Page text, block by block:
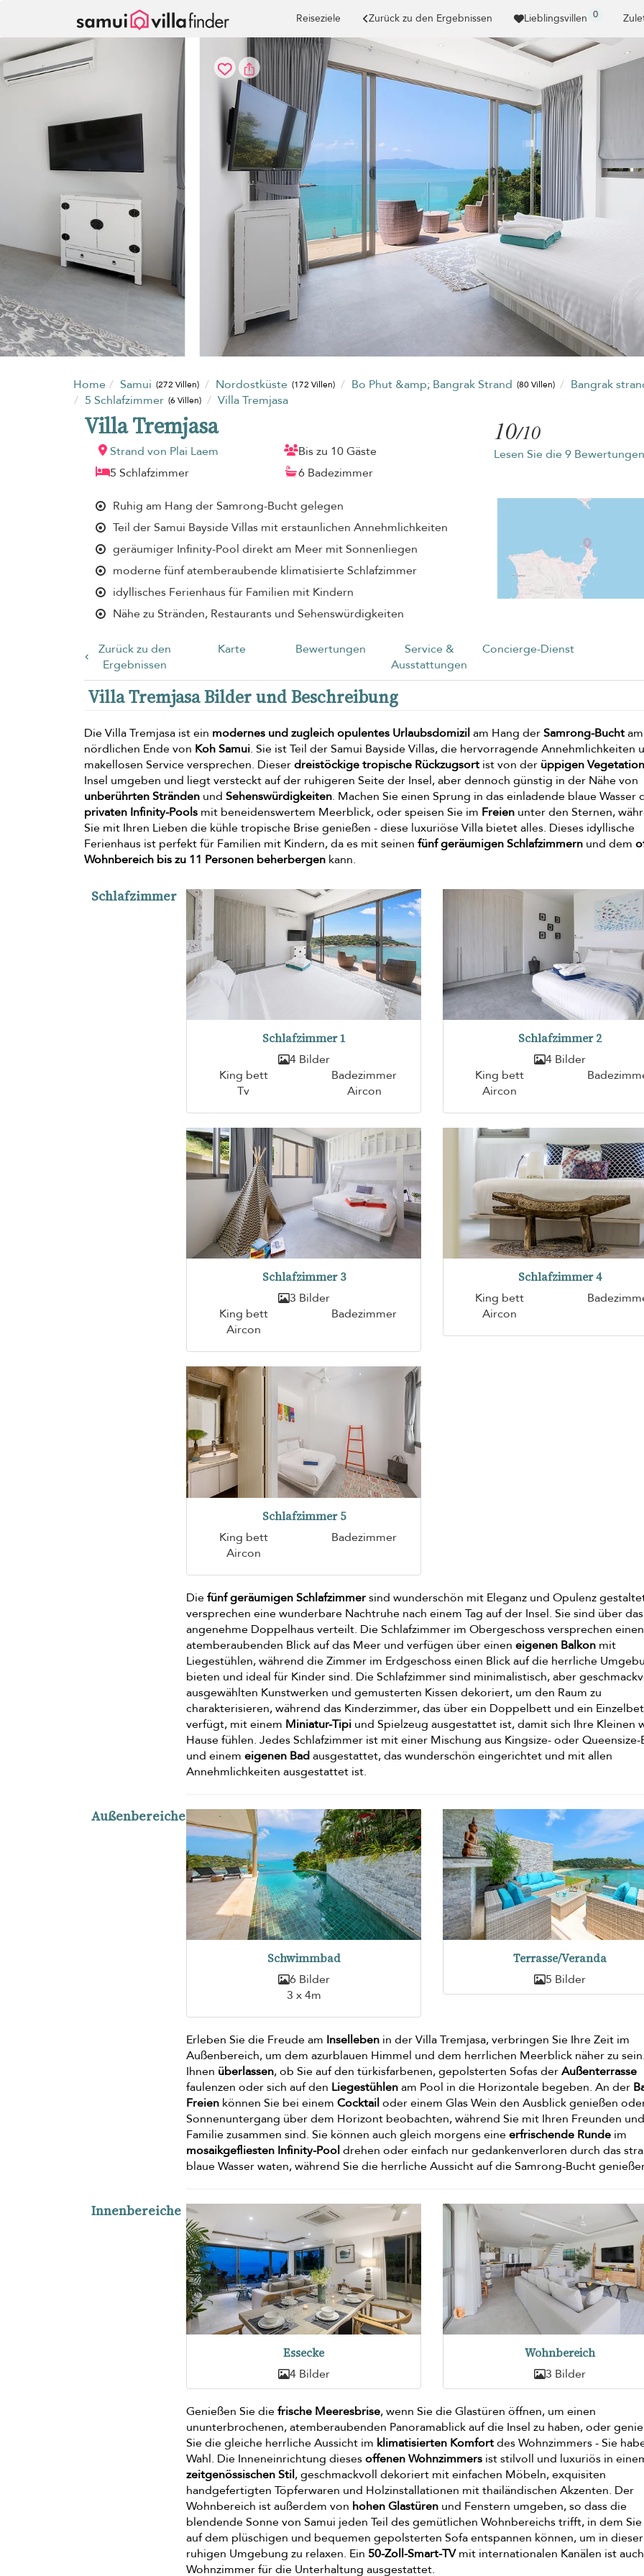
Reiseziele Zurück zu den Ergebnissen Lieblingsvillen 0
Home Samui (272 Villen) Nordostküste (172 Villen) Bo Phut &amp; Bangrak Strand (80 Villen)
Bangrak
5 Schlafzimmer (6 Villen) Villa Tremjasa
Villa Tremjasa
Strand von Plai Laem
Bis zu 10 Gäste
5 Schlafzimmer
6 Badezimmer
10/10
Lesen Sie die 9 Bewertungen
Ruhig am Hang der Samrong-Bucht gelegen
Teil der Samui Bayside Villas mit erstaunlichen Annehmlichkeiten
geräumiger Infinity-Pool direkt am Meer mit Sonnenliegen
moderne fünf atemberaubende klimatisierte Schlafzimmer
idyllisches Ferienhaus für Familien mit Kindern
Nähe zu Stränden, Restaurants und Sehenswürdigkeiten
Zurück zu den
Ergebnissen
Karte Bewertungen
Service &
Ausstattungen
Concierge-Dienst
Villa Tremjasa Bilder und Beschreibung
Die Villa Tremjasa ist ein modernes und zugleich opulentes Urlaubsdomizilam Hang derSamrong-Buchtam
nördlichen Ende von Koh Samui. Sie ist Teil der Samui Bayside Villas, die hervorragende Annehmlichkeiten
makellosen Service versprechen. Dieserdreistöckige tropische Rückzugsort ist von der üppigen Vegetation
Insel umgeben und liegt versteckt auf der ruhigeren Seite der Insel, aber dennoch günstig in der Nähe von
unberührten Stränden und Sehenswürdigkeiten. Machen Sie einen Sprung in das einladende blaue Wasser
privaten Infinity-Pools mit beneidenswertem Meerblick, oder speisen Sie im Freien unter den Sternen,
Sie mit Ihren Lieben die kühle tropische Brise genießen - diese luxuriöse Villa bietet alles. Dieses idyllische
Ferienhaus ist perfekt für Familien mit Kindern, da es mit seinen fünf geräumigen Schlafzimmern und dem
Wohnbereich bis zu 11 Personen beherbergen kann.
Schlafzimmer
Schlafzimmer 1
4 Bilder
King bett
Badezimmer
Tv
Aircon
Schlafzimmer 2
4 Bilder
King bett
Aircon
Schlafzimmer 3
3 Bilder
King bett
Badezimmer
Aircon
Schlafzimmer 4
King bett
Aircon
Schlafzimmer 5
King bett
Badezimmer
Aircon
Diefünf geräumigen Schlafzimmersind wunderschön mit Eleganz und Opulenz
versprechen eine wunderbare Nachtruhe nach einem Tag auf der Insel. Sie sind über das
angenehme Doppelhaus verteilt. Die Schlafzimmer im Obergeschoss versprechen einen
atemberaubenden Blick auf das Meer und verfügen über eineneigenen Balkon mit
Liegestühlen, während die Zimmer im Erdgeschoss einen Blick auf die herrliche
bieten und ideal für Kinder sind. Die Schlafzimmer sind minimalistisch, aber
ausgewählten Kunstwerken und gemusterten Kissen dekoriert, um den Raum zu
charakterisieren, während das Kinderzimmer, das über ein Doppelbett und ein
verfügt, mit einem Miniatur-Tipi und Spielzeug ausgestattet ist, damit sich Ihre Kleinen
Hause fühlen. Jedes Schlafzimmer ist mit einer Mischung aus Kingsize- oder
und einemeigenen Badausgestattet, das wunderschön eingerichtet und mit allen
Annehmlichkeiten ausgestattet ist.
Außenbereiche
Schwimmbad
6 Bilder
3 x 4m
Terrasse/Veranda
5 Bilder
Erleben Sie die Freude am Inselleben in der Villa Tremjasa, verbringen Sie Ihre Zeit im
Außenbereich, um dem azurblauen Himmel und dem herrlichen Meerblick näher zu
Ihnen überlassen, ob Sie auf den türkisfarbenen, gepolsterten Sofas derAußenterrasse
faulenzen oder sich auf den Liegestühlenam Pool in die Horizontale begeben. An der
Freien können Sie bei einemCocktailoder einem Glas Wein den Ausblick genießen
Sonnenuntergang über dem Horizont beobachten, während Sie mit Ihren Freunden
Familie zusammen sind. Sie können auch gleich morgens eineerfrischende Runde im
mosaikgefliesten Infinity-Pooldrehen oder einfach nur gedankenverloren durch das
blaue Wasser waten, während Sie die herrliche Aussicht auf die Samrong-Bucht
Innenbereiche
Essecke
4 Bilder
Wohnbereich
3 Bilder
Genießen Sie diefrische Meeresbrise, wenn Sie die Glastüren öffnen, um einen
ununterbrochenen, atemberaubenden Panoramablick auf die Insel zu haben, oder
Sie die gleiche herrliche Aussicht im klimatisierten Komfortdes Wohnzimmers - Sie
Wahl. Die Inneneinrichtung diesesoffenen Wohnzimmers ist stilvoll und luxuriös in
zeitgenössischen Stil, geschmackvoll dekoriert mit einfachen Möbeln, exquisiten
handgefertigten Töpferwaren und Holzinstallationen mit thailändischen Akzenten. Der
Wohnbereich ist außerdem von hohen Glastüren und Fenstern umgeben, so dass die
blendende Sonne von Samui jeden Teil des gemütlichen Wohnbereichs trifft, in dem
auf dem plüschigen und bequemen gepolsterten Sofa entspannen können, um in dieser
ruhigen Umgebung zu relaxen. Ein50-Zoll-Smart-TVmit internationalen Kanälen ist
Wohnzimmer für die Unterhaltung ausgestattet.